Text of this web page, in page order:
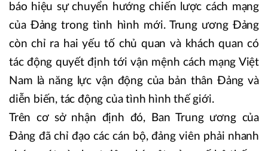
báo hiệu sự chuyển hướng chiến lược cách mạng
của Đảng trong tình hình mới. Trung ương Đảng
còn chỉ ra hai yếu tố chủ quan và khách quan có
tác động quyết định tới vận mệnh cách mạng Việt
Nam là năng lực vận động của bản thân Đảng và
diễn biến, tác động của tình hình thế giới.
Trên cơ sở nhận định đó, Ban Trung ương của
Đảng đã chỉ đạo các cán bộ, đảng viên phải nhanh